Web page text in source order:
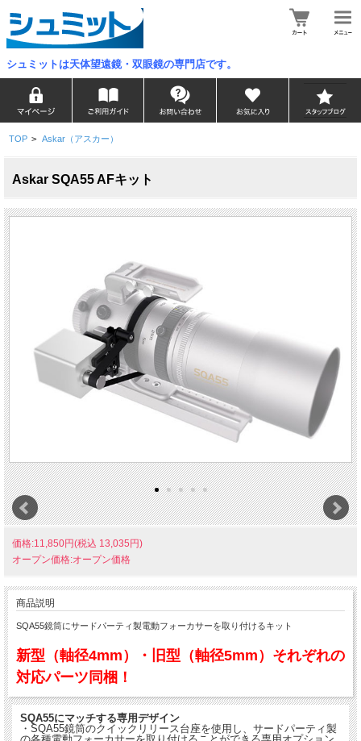
シュミットは天体望遠鏡・双眼鏡の専門店です。
TOP > Askar（アスカー）
Askar SQA55 AFキット
価格:11,850円(税込 13,035円)
オープン価格:オープン価格
商品説明
SQA55鏡筒にサードパーティ製電動フォーカサーを取り付けるキット
新型（軸径4mm）・旧型（軸径5mm）それぞれの
対応パーツ同梱！
SQA55にマッチする専用デザイン
・SQA55鏡筒のクイックリリース台座を使用し、サードパーティ製